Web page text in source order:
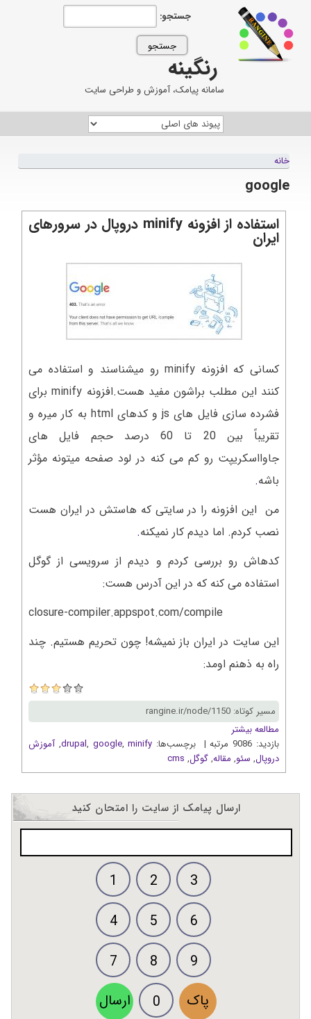
جستجو:
رنگینه
سامانه پیامک، آموزش و طراحی سایت
خانه
google
استفاده از افزونه minify دروپال در سرورهای
ایران
کسانی که افزونه minify رو میشناسند و استفاده می
کنند این مطلب براشون مفید هست.افزونه minify برای
فشرده سازی فایل های js و کدهای html به کار میره و
تقریباً بین 20 تا 60 درصد حجم فایل های
جاوااسکریپت رو کم می کنه در لود صفحه میتونه مؤثر
باشه.
من این افزونه را در سایتی که هاستش در ایران هست
نصب کردم. اما دیدم کار نمیکنه.
کدهاش رو بررسی کردم و دیدم از سرویسی از گوگل
استفاده می کنه که در این آدرس هست:
closure-compiler.appspot.com/compile
این سایت در ایران باز نمیشه! چون تحریم هستیم. چند
راه به ذهنم اومد:
مسیر کوتاه: rangine.ir/node/1150
مطالعه بیشتر
بازدید: 9086 مرتبه | برچسب‌ها:
drupal, google,minify
,آموزش
دروپال, سئو, مقاله,گوگل,
cms
ارسال پیامک از سایت را امتحان کنید
1 2
3
4
5
6
7
8
9
ارسال
0 پاک